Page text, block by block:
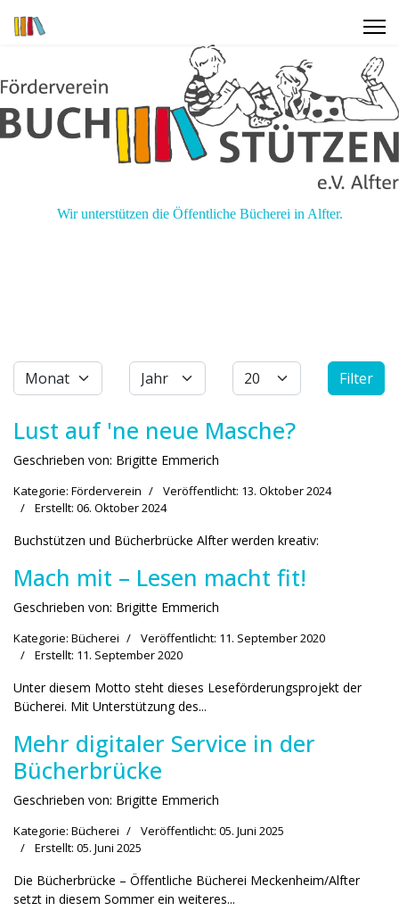
Wir unterstützen die Öffentliche Bücherei in Alfter.
Filter
Monat Jahr Anzeige # Filter
Lust auf 'ne neue Masche?
Geschrieben von: Brigitte Emmerich
Kategorie: Förderverein
Veröffentlicht: 13. Oktober 2024
Erstellt: 06. Oktober 2024
Buchstützen und Bücherbrücke Alfter werden kreativ:
Mach mit – Lesen macht fit!
Geschrieben von: Brigitte Emmerich
Kategorie: Bücherei
Veröffentlicht: 11. September 2020
Erstellt: 11. September 2020
Unter diesem Motto steht dieses Lese­för­derungs­projekt der
Bücherei. Mit Unterstützung des...
Mehr digitaler Service in der
Bücherbrücke
Geschrieben von: Brigitte Emmerich
Kategorie: Bücherei
Veröffentlicht: 05. Juni 2025
Erstellt: 05. Juni 2025
Die Bücherbrücke – Öffentliche Bücherei Meckenheim/Alfter
setzt in diesem Sommer ein weiteres...